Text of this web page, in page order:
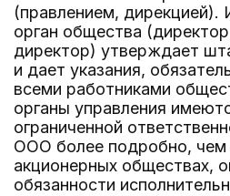
(правлением, дирекцией).
орган общества
директор) утверждает
и дает указания,
всеми работниками
органы управления
ограниченной
ООО более подробно, чем
акционерных обществах,
обязанности